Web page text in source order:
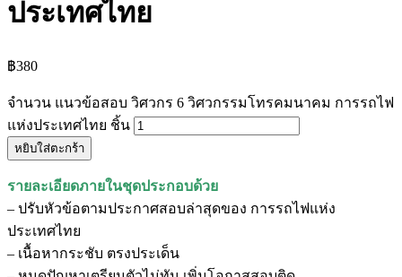
ประเทศไทย
฿380
จำนวน แนวข้อสอบ วิศวกร 6 วิศวกรรมโทรคมนาคม การรถไฟ
แห่งประเทศไทย ชิ้น
หยิบใส่ตะกร้า
รายละเอียดภายในชุดประกอบด้วย
– ปรับหัวข้อตามประกาศสอบล่าสุดของ การรถไฟแห่ง
ประเทศไทย
– เนื้อหากระชับ ตรงประเด็น